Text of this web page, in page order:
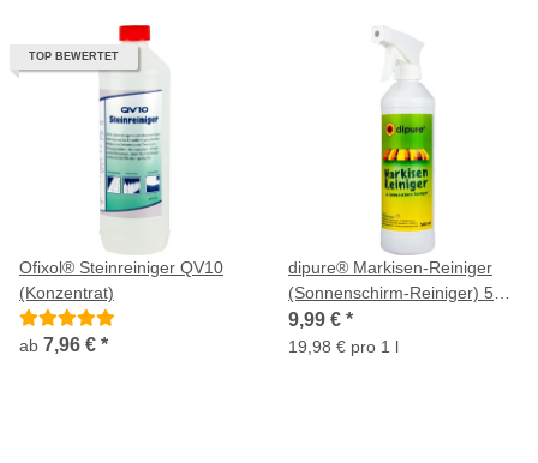
TOP BEWERTET
Ofixol® Steinreiniger QV10
(Konzentrat)
ab 7,96 € *
dipure® Markisen-Reiniger
(Sonnenschirm-Reiniger) 500
ml
9,99 € *
19,98 € pro 1 l